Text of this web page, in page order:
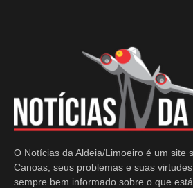
O Notícias da Aldeia/Limoeiro é um site
Canoas, seus problemas e suas
sempre bem informado sobre o que